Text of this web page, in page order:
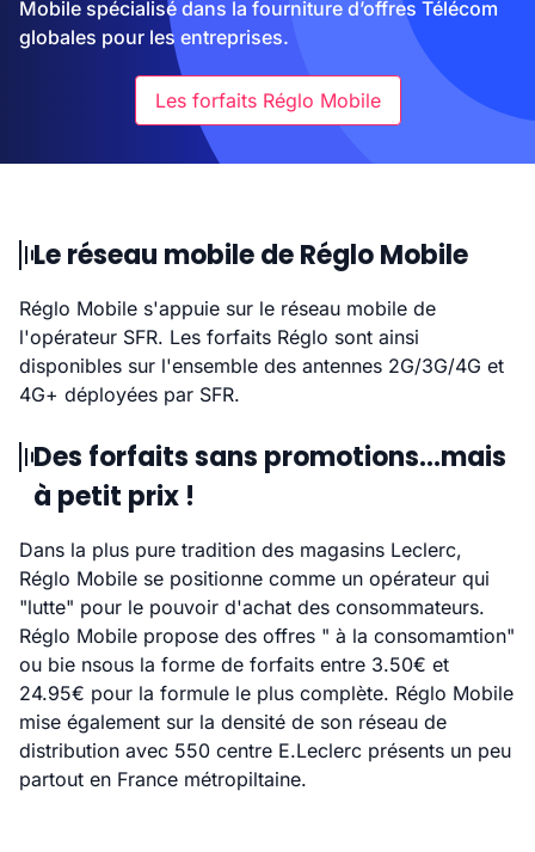
Mobile spécialisé dans la fourniture d’offres Télécom
globales pour les entreprises.
Les forfaits Réglo Mobile
Le réseau mobile de Réglo Mobile
Réglo Mobile s'appuie sur le réseau mobile de
l'opérateur SFR. Les forfaits Réglo sont ainsi
disponibles sur l'ensemble des antennes 2G/3G/4G et
4G+ déployées par SFR.
Des forfaits sans promotions...mais
à petit prix !
Dans la plus pure tradition des magasins Leclerc,
Réglo Mobile se positionne comme un opérateur qui
"lutte" pour le pouvoir d'achat des consommateurs.
Réglo Mobile propose des offres " à la consomamtion"
ou bie nsous la forme de forfaits entre 3.50€ et
24.95€ pour la formule le plus complète. Réglo Mobile
mise également sur la densité de son réseau de
distribution avec 550 centre E.Leclerc présents un peu
partout en France métropiltaine.